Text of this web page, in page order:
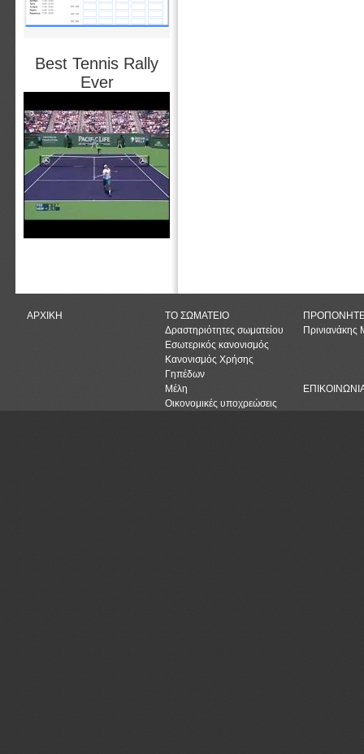
Best Tennis Rally
Ever
ΑΡΧΙΚΗ
ΤΟ ΣΩΜΑΤΕΙΟ
Δραστηριότητες σωματείου
Εσωτερικός κανονισμός
Κανονισμός Χρήσης
Γηπέδων
Μέλη
Οικονομικές υποχρεώσεις
Πρινιανάκης